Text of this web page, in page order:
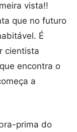
vista!!
que no futuro
É
cientista
encontra o
a
prima do